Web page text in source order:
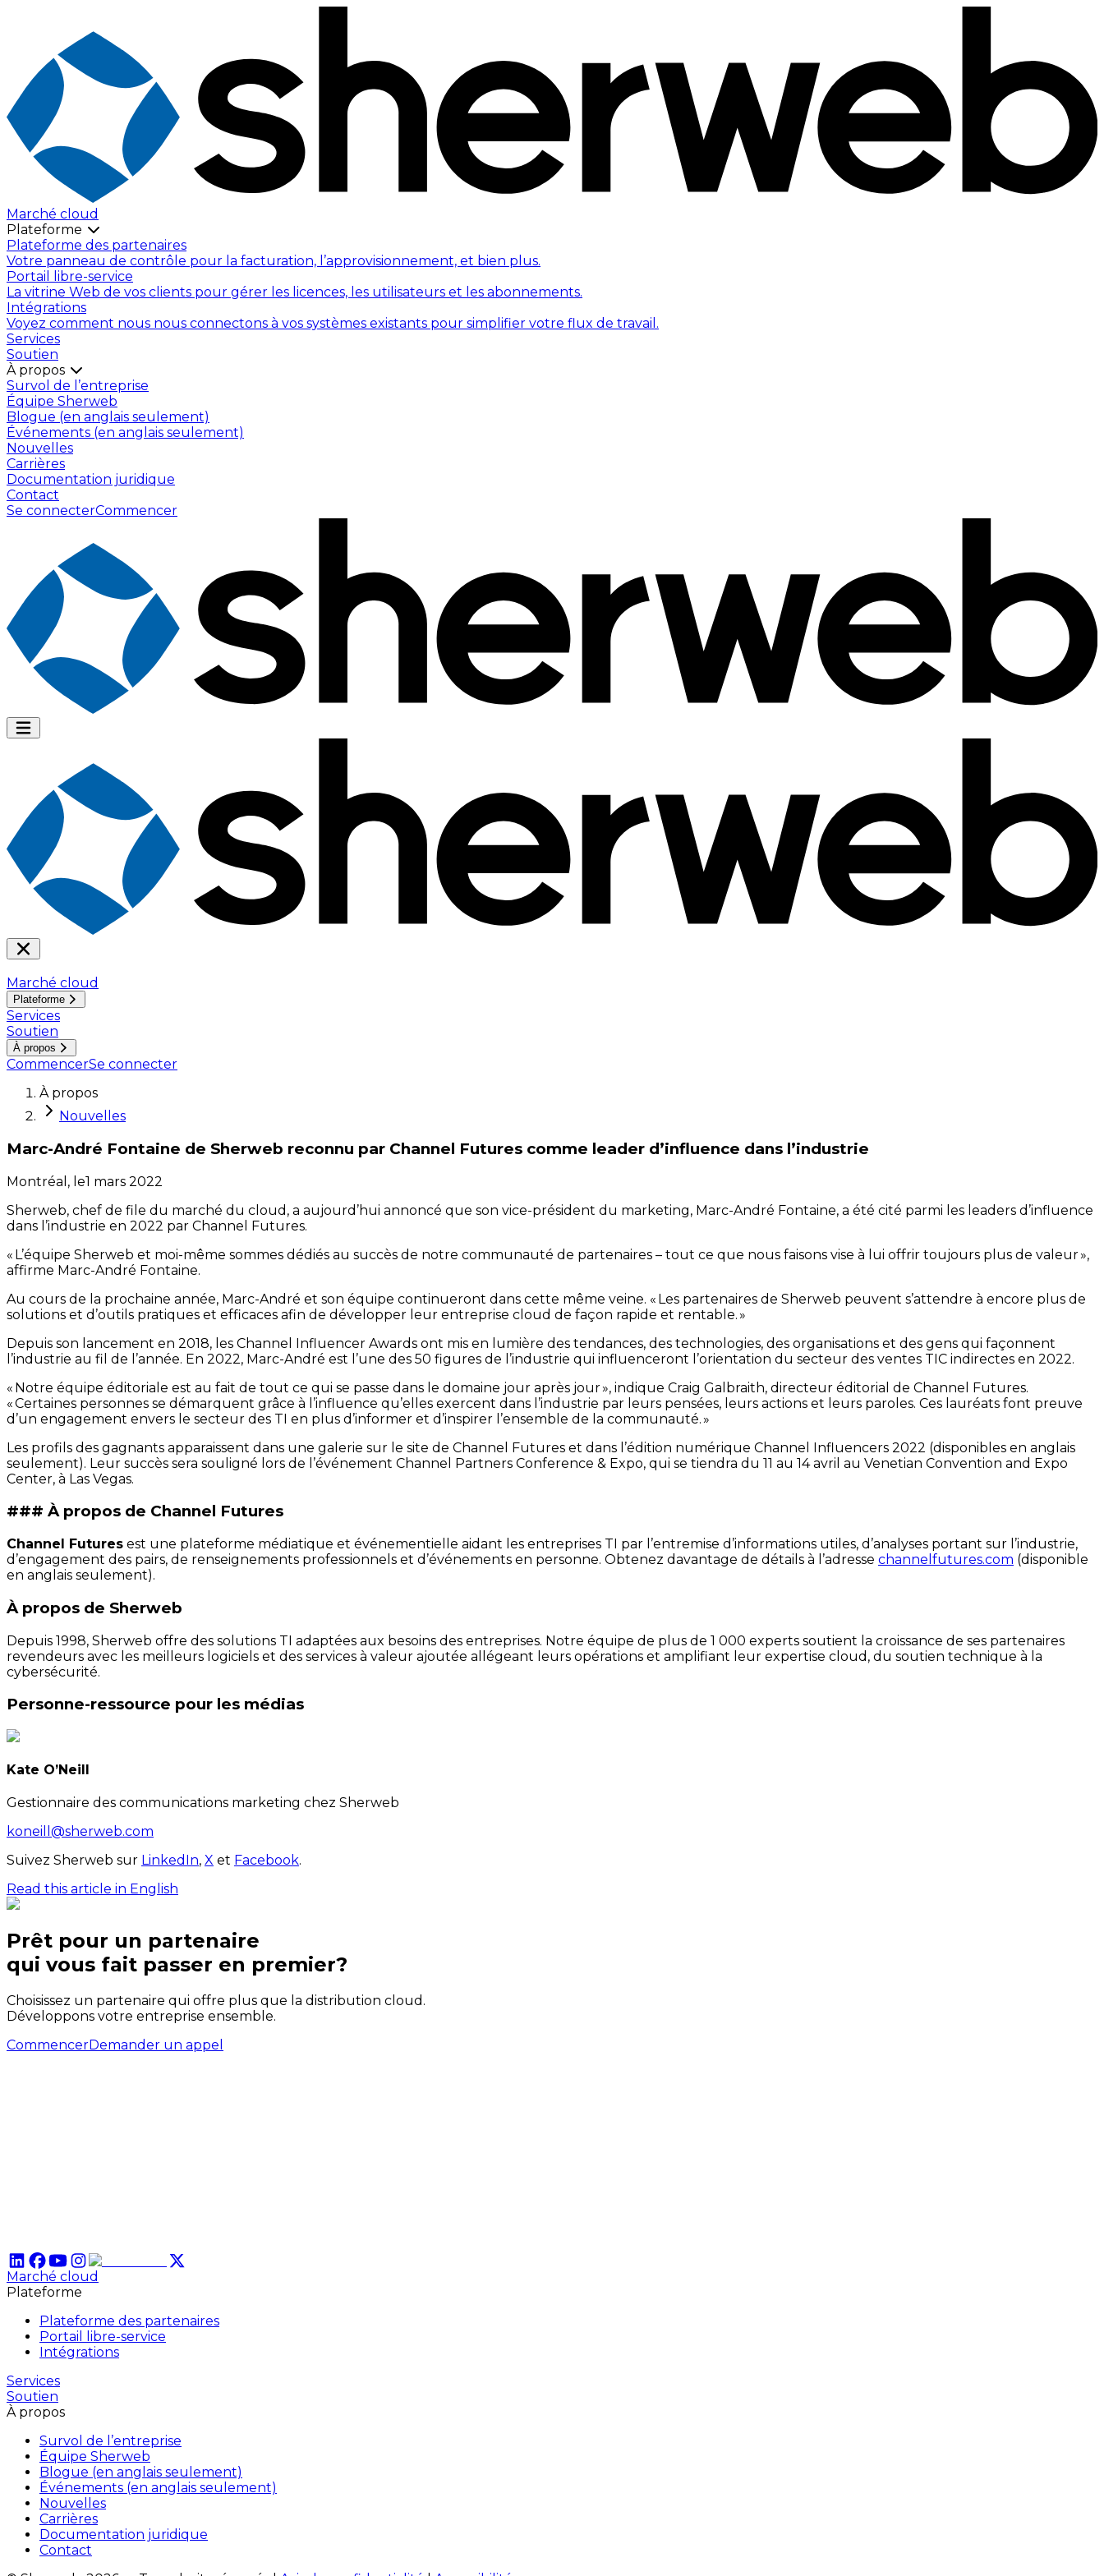
Marché cloud
Plateforme
Plateforme des partenaires
Votre panneau de contrôle pour la facturation, l’approvisionnement, et bien plus.
Portail libre-service
La vitrine Web de vos clients pour gérer les licences, les utilisateurs et les abonnements.
Intégrations
Voyez comment nous nous connectons à vos systèmes existants pour simplifier votre flux de travail.
Services
Soutien
À propos
Survol de l’entreprise
Équipe Sherweb
Blogue (en anglais seulement)
Événements (en anglais seulement)
Nouvelles
Carrières
Documentation juridique
Contact
Se connecterCommencer
Marché cloud
Plateforme
Services
Soutien
À propos
CommencerSe connecter
À propos
Nouvelles
Marc-André Fontaine de Sherweb reconnu par Channel Futures comme leader d’influence dans l’industrie
Montréal, le1 mars 2022
Sherweb, chef de file du marché du cloud, a aujourd’hui annoncé que son vice-président du marketing, Marc-André Fontaine, a été cité parmi les leaders d’influence
dans l’industrie en 2022 par Channel Futures.
« L’équipe Sherweb et moi-même sommes dédiés au succès de notre communauté de partenaires – tout ce que nous faisons vise à lui offrir toujours plus de valeur »,
affirme Marc-André Fontaine.
Au cours de la prochaine année, Marc-André et son équipe continueront dans cette même veine. « Les partenaires de Sherweb peuvent s’attendre à encore plus de
solutions et d’outils pratiques et efficaces afin de développer leur entreprise cloud de façon rapide et rentable. »
Depuis son lancement en 2018, les Channel Influencer Awards ont mis en lumière des tendances, des technologies, des organisations et des gens qui façonnent
l’industrie au fil de l’année. En 2022, Marc-André est l’une des 50 figures de l’industrie qui influenceront l’orientation du secteur des ventes TIC indirectes en 2022.
« Notre équipe éditoriale est au fait de tout ce qui se passe dans le domaine jour après jour », indique Craig Galbraith, directeur éditorial de Channel Futures.
« Certaines personnes se démarquent grâce à l’influence qu’elles exercent dans l’industrie par leurs pensées, leurs actions et leurs paroles. Ces lauréats font preuve
d’un engagement envers le secteur des TI en plus d’informer et d’inspirer l’ensemble de la communauté. »
Les profils des gagnants apparaissent dans une galerie sur le site de Channel Futures et dans l’édition numérique Channel Influencers 2022 (disponibles en anglais
seulement). Leur succès sera souligné lors de l’événement Channel Partners Conference & Expo, qui se tiendra du 11 au 14 avril au Venetian Convention and Expo
Center, à Las Vegas.
### À propos de Channel Futures
Channel Futures est une plateforme médiatique et événementielle aidant les entreprises TI par l’entremise d’informations utiles, d’analyses portant sur l’industrie,
d’engagement des pairs, de renseignements professionnels et d’événements en personne. Obtenez davantage de détails à l’adresse channelfutures.com (disponible
en anglais seulement).
À propos de Sherweb
Depuis 1998, Sherweb offre des solutions TI adaptées aux besoins des entreprises. Notre équipe de plus de 1 000 experts soutient la croissance de ses partenaires
revendeurs avec les meilleurs logiciels et des services à valeur ajoutée allégeant leurs opérations et amplifiant leur expertise cloud, du soutien technique à la
cybersécurité.
Personne-ressource pour les médias
Kate O’Neill
Gestionnaire des communications marketing chez Sherweb
koneill@sherweb.com
Suivez Sherweb sur LinkedIn, X et Facebook.
Read this article in English
Prêt pour un partenaire
qui vous fait passer en premier?
Choisissez un partenaire qui offre plus que la distribution cloud.
Développons votre entreprise ensemble.
CommencerDemander un appel
Marché cloud
Plateforme
Plateforme des partenaires
Portail libre-service
Intégrations
Services
Soutien
À propos
Survol de l’entreprise
Équipe Sherweb
Blogue (en anglais seulement)
Événements (en anglais seulement)
Nouvelles
Carrières
Documentation juridique
Contact